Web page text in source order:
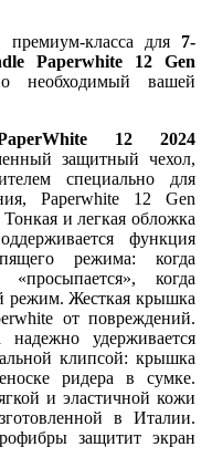
премиум-класса для 7-
Paperwhite 12 Gen
необходимый вашей
12 2024
защитный чехол,
специально для
Paperwhite 12 Gen
и легкая обложка
функция
режима: когда
когда
режим. Жесткая крышка
от повреждений.
удерживается
клипсой: крышка
ридера в сумке.
и эластичной кожи
в Италии.
защитит экран